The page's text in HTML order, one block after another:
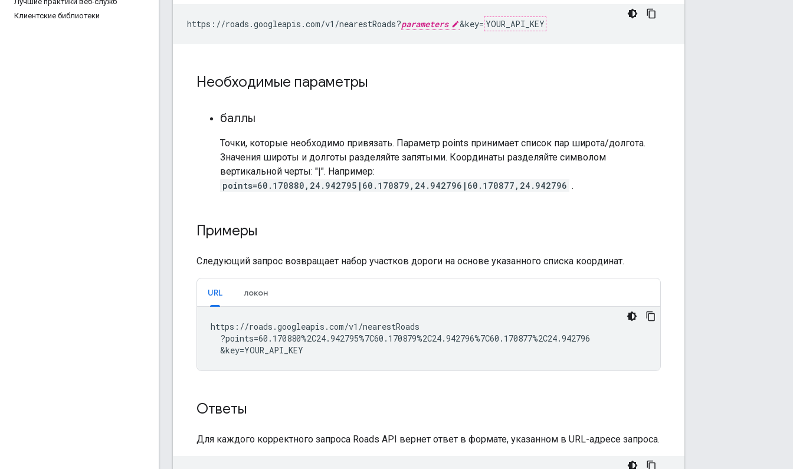
Клиентские библиотеки
https://roads.googleapis.com/v1/nearestRoads?parameters &key= YOUR_API_KEY
Необходимые параметры
баллы
Точки, которые необходимо привязать. Параметр points принимает список пар широта/долгота.
Значения широты и долготы разделяйте запятыми. Координаты разделяйте символом
вертикальной черты: "|". Например:
points=60.170880,24.942795|60.170879,24.942796|60.170877,24.942796 .
Примеры
Следующий запрос возвращает набор участков дороги на основе указанного списка координат.
URL локон
https://roads.googleapis.com/v1/nearestRoads
  ?points=60.170880%2C24.942795%7C60.170879%2C24.942796%7C60.170877%2C24.942796
  &key=YOUR_API_KEY
Ответы
Для каждого корректного запроса Roads API вернет ответ в формате, указанном в URL-адресе запроса.